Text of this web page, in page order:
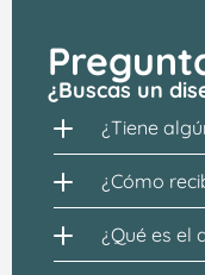
¿Buscas un
¿Tiene
¿Cómo
¿Qué es el